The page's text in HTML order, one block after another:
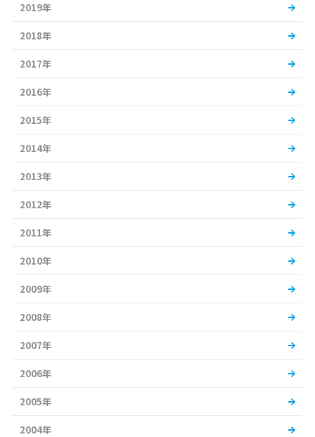
2019年
2018年
2017年
2016年
2015年
2014年
2013年
2012年
2011年
2010年
2009年
2008年
2007年
2006年
2005年
2004年